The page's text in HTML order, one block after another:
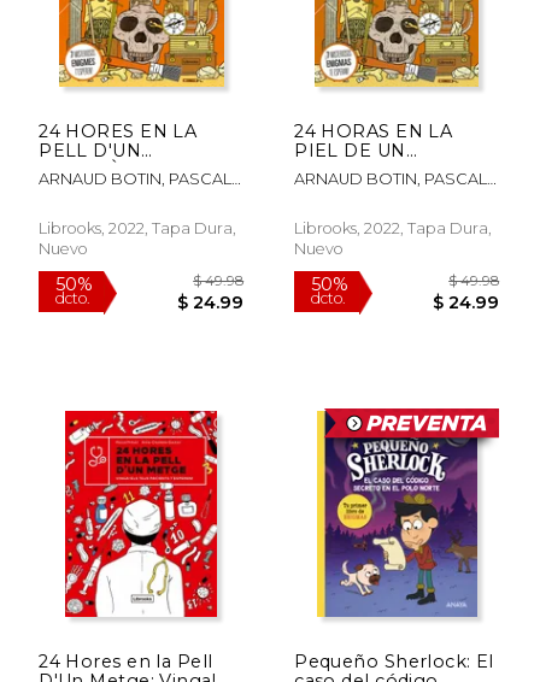
50%
dcto.
$ 30.05
$ 15.03
50%
dcto.
24 HORES EN LA
PELL D'UN
ARQUEÒLEG - CAT
ARNAUD BOTIN, PASCAL
Librooks, 2022, Tapa Dura,
Nuevo
24 HORAS EN LA
PIEL DE UN
ARQUEOLOGO
ARNAUD BOTIN, PASCAL
Librooks, 2022, Tapa Dura,
Nuevo
24 Hores en la Pell
Pequeño Sherlock: El